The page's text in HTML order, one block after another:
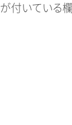
が付いている